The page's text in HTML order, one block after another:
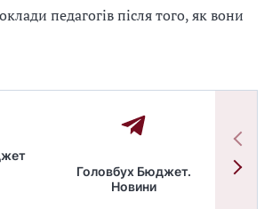
педагогів після того, як вони
Головбух Бюджет.
Новини